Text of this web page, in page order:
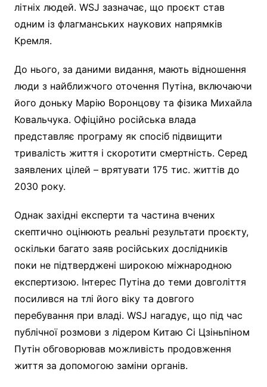
літніх людей. WSJ зазначає, що проєкт став
одним із флагманських наукових напрямків
Кремля.
До нього, за даними видання, мають відношення
люди з найближчого оточення Путіна, включаючи
його доньку Марію Воронцову та фізика Михайла
Ковальчука. Офіційно російська влада
представляє програму як спосіб підвищити
тривалість життя і скоротити смертність. Серед
заявлених цілей – врятувати 175 тис. життів до
2030 року.
Однак західні експерти та частина вчених
скептично оцінюють реальні результати проєкту,
оскільки багато заяв російських дослідників
поки не підтверджені широкою міжнародною
експертизою. Інтерес Путіна до теми довголіття
посилився на тлі його віку та довгого
перебування при владі. WSJ нагадує, що під час
публічної розмови з лідером Китаю Сі Цзіньпіном
Путін обговорював можливість продовження
життя за допомогою заміни органів.